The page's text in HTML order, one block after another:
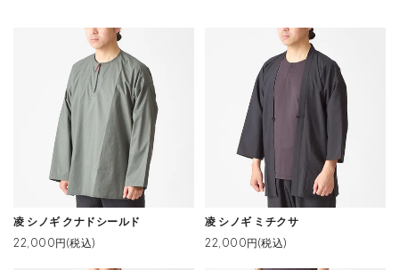
凌 シノギ クナドシールド
22,000円(税込)
凌 シノギ ミチクサ
22,000円(税込)